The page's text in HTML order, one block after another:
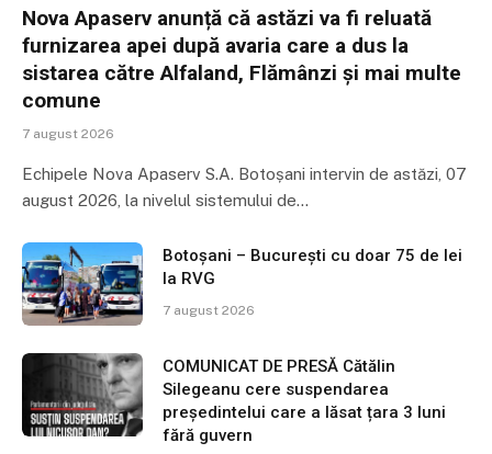
Nova Apaserv anunță că astăzi va fi reluată
furnizarea apei după avaria care a dus la
sistarea către Alfaland, Flămânzi și mai multe
comune
7 august 2026
Echipele Nova Apaserv S.A. Botoșani intervin de astăzi, 07
august 2026, la nivelul sistemului de…
Botoșani – București cu doar 75 de lei
la RVG
7 august 2026
COMUNICAT DE PRESĂ Cătălin
Silegeanu cere suspendarea
președintelui care a lăsat țara 3 luni
fără guvern